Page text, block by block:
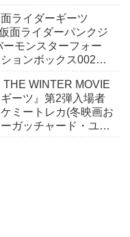
面ライダーギーツ
面ライダーパンクジ
ーモンスターフォー
ョンボックス002が
THE WINTER MOVIE
ーツ』第2弾入場者
ミートレカ(冬映画お
ガッチャード・ユニ